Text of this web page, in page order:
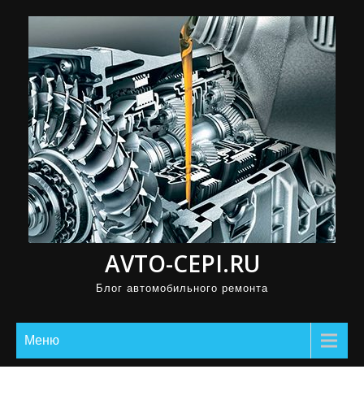
AVTO-CEPI.RU
Блог автомобильного ремонта
Меню